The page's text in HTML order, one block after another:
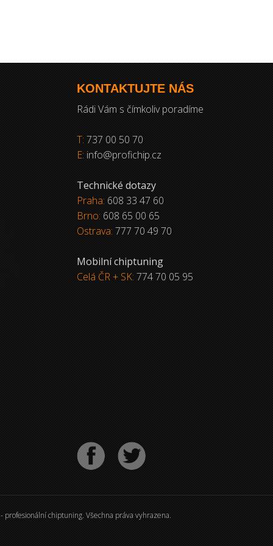
KONTAKTUJTE NÁS
Rádi Vám s čímkoliv poradíme
T: 737 00 50 70
E: info@profichip.cz
Technické dotazy
Praha: 608 33 47 60
Brno: 608 65 00 65
Ostrava: 777 70 49 70
Mobilní chiptuning
Celá ČR + SK: 774 70 05 95
chiptuning. Všechna práva vyhrazena.